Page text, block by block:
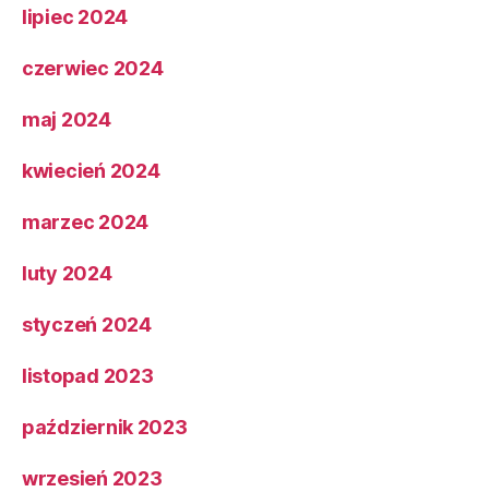
lipiec 2024
czerwiec 2024
maj 2024
kwiecień 2024
marzec 2024
luty 2024
styczeń 2024
listopad 2023
październik 2023
wrzesień 2023